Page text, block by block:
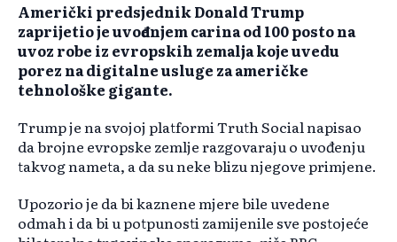
Američki predsjednik Donald Trump
zaprijetio je uvođenjem carina od 100 posto na
uvoz robe iz evropskih zemalja koje uvedu
porez na digitalne usluge za američke
tehnološke gigante.
Trump je na svojoj platformi Truth Social napisao
da brojne evropske zemlje razgovaraju o uvođenju
takvog nameta, a da su neke blizu njegove primjene.
Upozorio je da bi kaznene mjere bile uvedene
odmah i da bi u potpunosti zamijenile sve postojeće